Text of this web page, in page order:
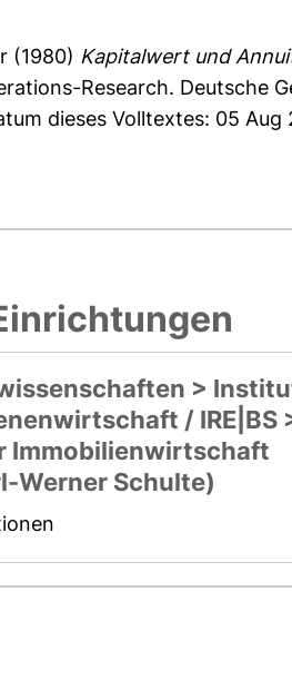
(1980) Kapitalwert und
Research. Deutsche
dieses Volltextes: 05 Aug
>
/ IRE|BS
Immobilienwirtschaft
Werner Schulte)